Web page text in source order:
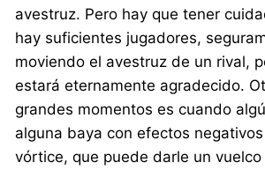
avestruz. Pero hay que tener
hay suficientes jugadores,
moviendo el avestruz de un rival,
estará eternamente agradecido.
grandes momentos es cuando
alguna baya con efectos
vórtice, que puede darle un